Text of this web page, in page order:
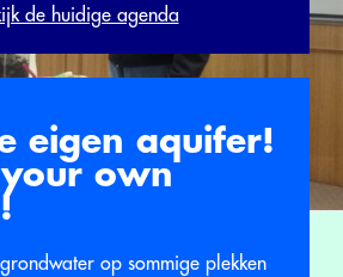
de huidige agenda
eigen aquifer!
own
op sommige plekken